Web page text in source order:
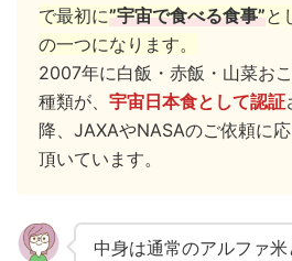
で最初に”宇宙で食べる食事”と
の一つになります。
2007年に白飯・赤飯・山菜お
種類が、 宇宙日本食として認証
降、JAXAやNASAのご依頼に
頂いています。
中身は通常のアルファ